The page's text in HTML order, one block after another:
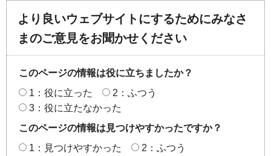
より良いウェブサイトにするためにみなさ
まのご意見をお聞かせください
このページの情報は役に立ちましたか？
1：役に立った
2：ふつう
3：役に立たなかった
このページの情報は見つけやすかったですか？
1：見つけやすかった
2：ふつう